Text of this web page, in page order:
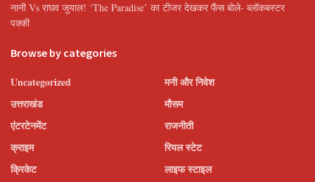
नानी Vs राघव जुयाल! ‘The Paradise’ का टीजर देखकर फैंस बोले- ब्लॉकबस्टर
पक्की
Browse by categories
Uncategorized
उत्तराखंड
एंटरटेनमेंट
क्राइम
क्रिकेट
मनी और निवेश
मौसम
राजनीती
रियल स्टेट
लाइफ स्टाइल